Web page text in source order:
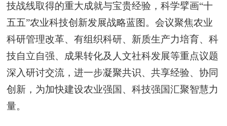
技战线取得的重大成就与宝贵经验，科学擘画“十
五五”农业科技创新发展战略蓝图。会议聚焦农业
科研管理改革、有组织科研、新质生产力培育、科
技自立自强、成果转化及人文社科发展等重点议题
深入研讨交流，进一步凝聚共识、共享经验、协同
创新，为加快建设农业强国、科技强国汇聚智慧力
量。